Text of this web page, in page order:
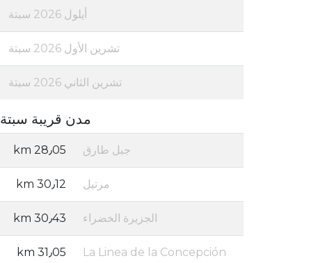
أيلول 2026 سبتة
تشرين الأول 2026 سبتة
تشرين الثاني 2026 سبتة
مدن قريبة سبتة
جبل طارق 28٫05 km
مرتيل 30٫12 km
الجزيرة الخضراء 30٫43 km
La Linea de la Concepción 31٫05 km